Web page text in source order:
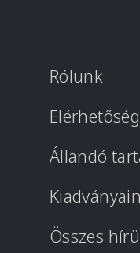
Rólunk
Elérhetőség
Állandó
Összes